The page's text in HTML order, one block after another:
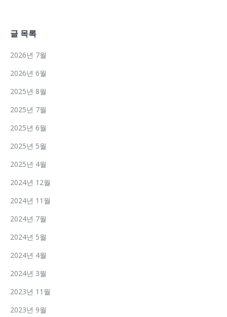
글 목록
2026년 7월
2026년 6월
2025년 8월
2025년 7월
2025년 6월
2025년 5월
2025년 4월
2024년 12월
2024년 11월
2024년 7월
2024년 5월
2024년 4월
2024년 3월
2023년 11월
2023년 9월